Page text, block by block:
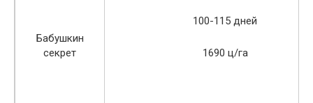
Бабушкин
секрет
100-115 дней
1690 ц/га